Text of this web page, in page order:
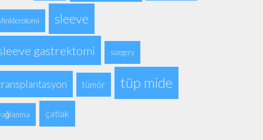
sleeve
gastrektomi surgery
tümör tüp mide
çatlak